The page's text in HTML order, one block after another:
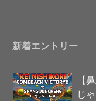
新着エントリー
【
じ